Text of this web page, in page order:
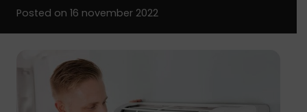
Posted on 16 november 2022